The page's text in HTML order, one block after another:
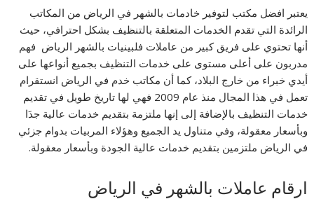
يعتبر افضل مكتب لتوفير خادمات بالشهر في الرياض من المكاتب
الرائدة التي تقدم الخدمات المتعلقة بالتنظيف بشكل احترافي، حيث
أنها تحتوي على فريق كبير من عاملات فلبينيات بالشهر الرياض فهم
مدربون على أعلى مستوى على خدمات التنظيف بجميع أنواعها على
أيدي خبراء من خارج البلاد، كما أن مكاتب خدم في الرياض انستقرام
تعمل في هذا المجال منذ عام 2009 فهي لها تاريخ طويل في تقديم
خدمات التنظيف بالإضافة إلى إنها ملتزمة بتقديم خدمات عالية جدَا
وبأسعار معقولة، وفي متناول يد الجميع وهؤلاء المربيات بدوام جزئي
في الرياض ملتزمين بتقديم خدمات عالية الجودة وبأسعار معقولة.
ارقام عاملات بالشهر في الرياض